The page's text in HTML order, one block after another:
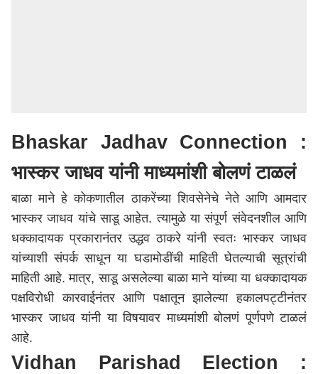
Bhaskar Jadhav Connection :
भास्कर जाधव यांनी माध्यमांशी बोलणं टाळलं
बाळा माने हे कोकणातील ठाकरेंच्या शिवसेनेचे नेते आणि आमदार
भास्कर जाधव यांचे साडू आहेत. त्यामुळे या संपूर्ण संवेदनशील आणि
धक्कादायक प्रकारानंतर उद्धव ठाकरे यांनी स्वतः भास्कर जाधव
यांच्याशी संपर्क साधून या घडामोडींची माहिती घेतल्याची सूत्रांची
माहिती आहे. मात्र, साडू असलेल्या बाळा माने यांच्या या धक्कादायक
पक्षविरोधी कारवाईनंतर आणि पक्षातून झालेल्या हकालपट्टीनंतर
भास्कर जाधव यांनी या विषयावर माध्यमांशी बोलणं पूर्णपणे टाळलं
आहे.
Vidhan Parishad Election :